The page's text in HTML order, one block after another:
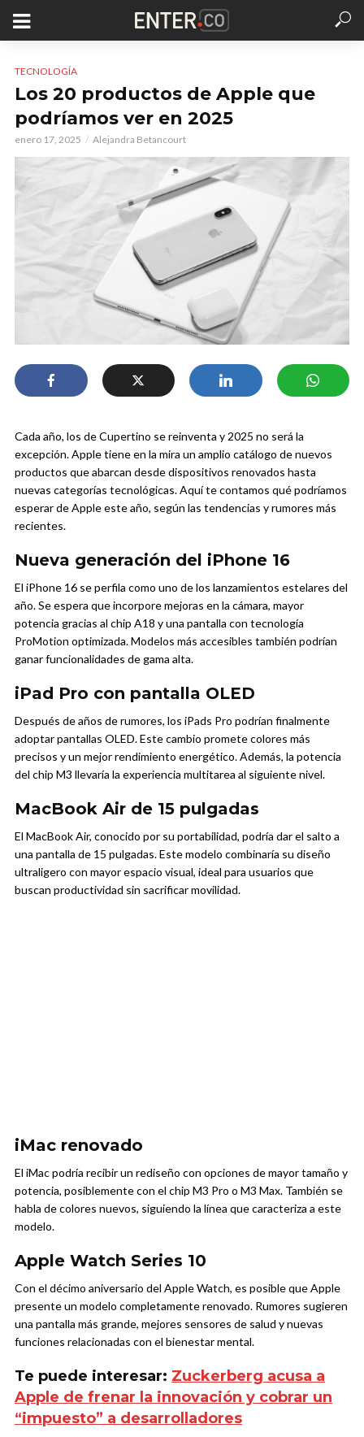
TECNOLOGÍA
Los 20 productos de Apple que
podríamos ver en 2025
enero 17, 2025 Alejandra Betancourt
Cada año, los de Cupertino se reinventa y 2025 no será la
excepción. Apple tiene en la mira un amplio catálogo de nuevos
productos que abarcan desde dispositivos renovados hasta
nuevas categorías tecnológicas. Aquí te contamos qué podríamos
esperar de Apple este año, según las tendencias y rumores más
recientes.
Nueva generación del iPhone 16
El iPhone 16 se perfila como uno de los lanzamientos estelares del
año. Se espera que incorpore mejoras en la cámara, mayor
potencia gracias al chip A18 y una pantalla con tecnología
ProMotion optimizada. Modelos más accesibles también podrían
ganar funcionalidades de gama alta.
iPad Pro con pantalla OLED
Después de años de rumores, los iPads Pro podrían finalmente
adoptar pantallas OLED. Este cambio promete colores más
precisos y un mejor rendimiento energético. Además, la potencia
del chip M3 llevaría la experiencia multitarea al siguiente nivel.
MacBook Air de 15 pulgadas
El MacBook Air, conocido por su portabilidad, podría dar el salto a
una pantalla de 15 pulgadas. Este modelo combinaría su diseño
ultraligero con mayor espacio visual, ideal para usuarios que
buscan productividad sin sacrificar movilidad.
iMac renovado
El iMac podría recibir un rediseño con opciones de mayor tamaño y
potencia, posiblemente con el chip M3 Pro o M3 Max. También se
habla de colores nuevos, siguiendo la línea que caracteriza a este
modelo.
Apple Watch Series 10
Con el décimo aniversario del Apple Watch, es posible que Apple
presente un modelo completamente renovado. Rumores sugieren
una pantalla más grande, mejores sensores de salud y nuevas
funciones relacionadas con el bienestar mental.
Te puede interesar: Zuckerberg acusa a
Apple de frenar la innovación y cobrar un
“impuesto” a desarrolladores